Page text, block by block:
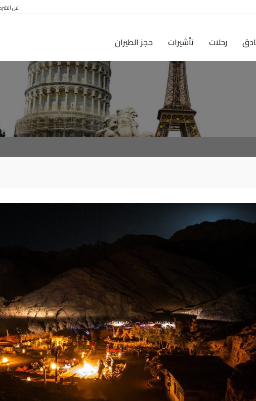
عن
رحلات تأشيرات حجز الطيران